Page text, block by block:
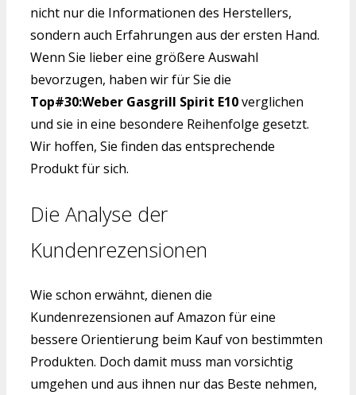
nicht nur die Informationen des Herstellers,
sondern auch Erfahrungen aus der ersten Hand.
Wenn Sie lieber eine größere Auswahl
bevorzugen, haben wir für Sie die
Top#30:Weber Gasgrill Spirit E10verglichen
und sie in eine besondere Reihenfolge gesetzt.
Wir hoffen, Sie finden das entsprechende
Produkt für sich.
Die Analyse der
Kundenrezensionen
Wie schon erwähnt, dienen die
Kundenrezensionen auf Amazon für eine
bessere Orientierung beim Kauf von bestimmten
Produkten. Doch damit muss man vorsichtig
umgehen und aus ihnen nur das Beste nehmen,